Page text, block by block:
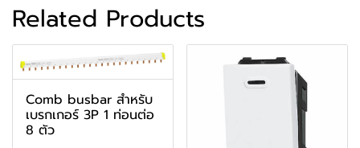
Related Products
Comb busbar สำหรับ
เบรกเกอร์ 3P 1 ท่อนต่อ
8 ตัว